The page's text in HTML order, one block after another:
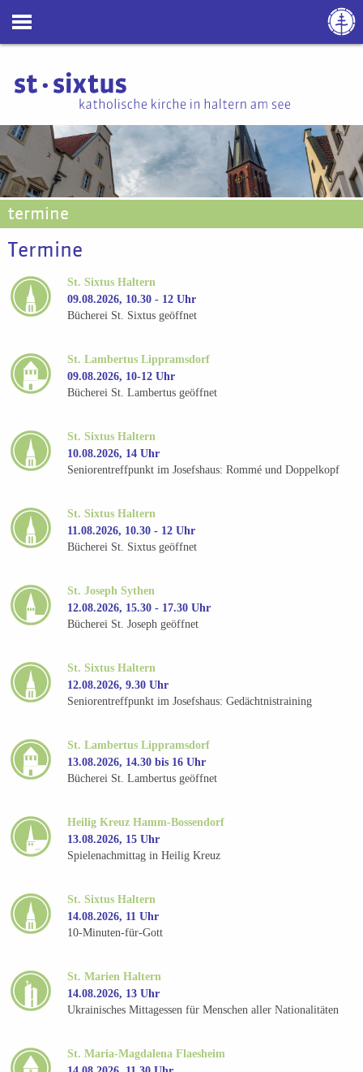
termine
Termine
St. Sixtus Haltern
09.08.2026, 10.30 - 12 Uhr
Bücherei St. Sixtus geöffnet
St. Lambertus Lippramsdorf
09.08.2026, 10-12 Uhr
Bücherei St. Lambertus geöffnet
St. Sixtus Haltern
10.08.2026, 14 Uhr
Seniorentreffpunkt im Josefshaus: Rommé und Doppelkopf
St. Sixtus Haltern
11.08.2026, 10.30 - 12 Uhr
Bücherei St. Sixtus geöffnet
St. Joseph Sythen
12.08.2026, 15.30 - 17.30 Uhr
Bücherei St. Joseph geöffnet
St. Sixtus Haltern
12.08.2026, 9.30 Uhr
Seniorentreffpunkt im Josefshaus: Gedächtnistraining
St. Lambertus Lippramsdorf
13.08.2026, 14.30 bis 16 Uhr
Bücherei St. Lambertus geöffnet
Heilig Kreuz Hamm-Bossendorf
13.08.2026, 15 Uhr
Spielenachmittag in Heilig Kreuz
St. Sixtus Haltern
14.08.2026, 11 Uhr
10-Minuten-für-Gott
St. Marien Haltern
14.08.2026, 13 Uhr
Ukrainisches Mittagessen für Menschen aller Nationalitäten
St. Maria-Magdalena Flaesheim